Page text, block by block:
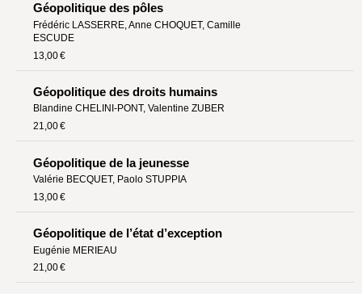
Géopolitique des pôles
Frédéric LASSERRE, Anne CHOQUET, Camille
ESCUDE
13,00 €
Géopolitique des droits humains
Blandine CHELINI-PONT , Valentine ZUBER
21,00 €
Géopolitique de la jeunesse
Valérie BECQUET, Paolo STUPPIA
13,00 €
Géopolitique de l’état d’exception
Eugénie MERIEAU
21,00 €